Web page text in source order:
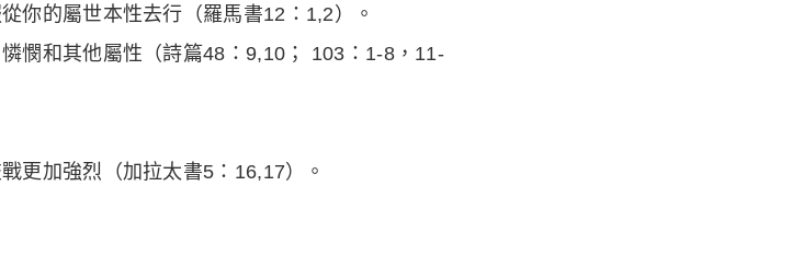
你的屬世本性去行（羅馬書12：1,2）。
憫和其他屬性（詩篇48：9,10； 103：1-8，11-
更加強烈（加拉太書5：16,17）。